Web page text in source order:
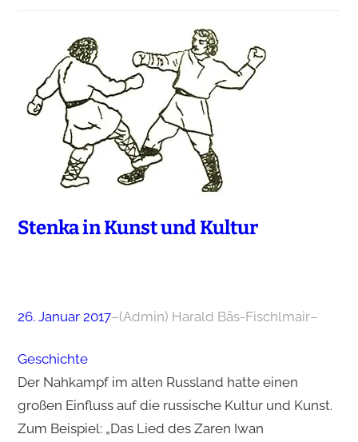
Stenka in Kunst und Kultur
26. Januar 2017–(Admin) Harald Bäs-Fischlmair–
Geschichte
Der Nahkampf im alten Russland hatte einen
großen Einfluss auf die russische Kultur und Kunst.
Zum Beispiel: „Das Lied des Zaren Iwan